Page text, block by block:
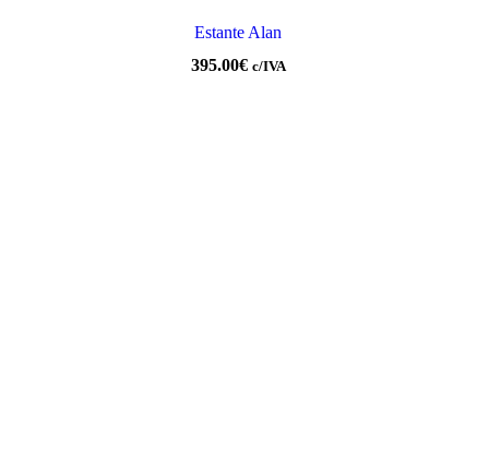
Estante Alan
395.00€ c/IVA